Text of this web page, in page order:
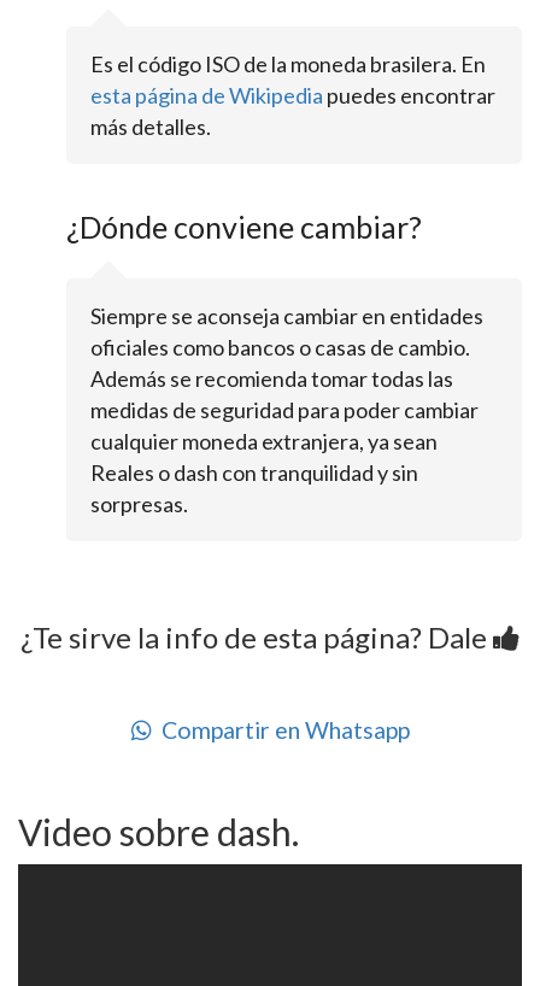
Es el código ISO de la moneda brasilera. En
esta página de Wikipedia puedes encontrar
más detalles.
¿Dónde conviene cambiar?
Siempre se aconseja cambiar en entidades
oficiales como bancos o casas de cambio.
Además se recomienda tomar todas las
medidas de seguridad para poder cambiar
cualquier moneda extranjera, ya sean
Reales o dash con tranquilidad y sin
sorpresas.
¿Te sirve la info de esta página? Dale
Compartir en Whatsapp
Video sobre dash.